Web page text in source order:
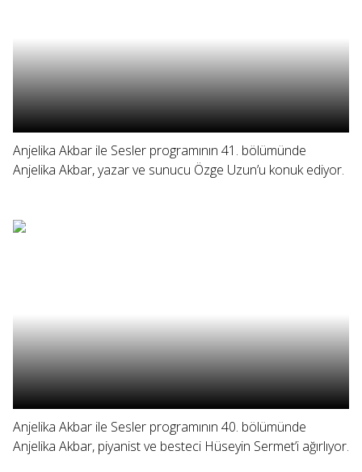
Anjelika Akbar ile Sesler programının 41. bölümünde
Anjelika Akbar, yazar ve sunucu Özge Uzun’u konuk ediyor.
Anjelika Akbar ile Sesler programının 40. bölümünde
Anjelika Akbar, piyanist ve besteci Hüseyin Sermet’i ağırlıyor.